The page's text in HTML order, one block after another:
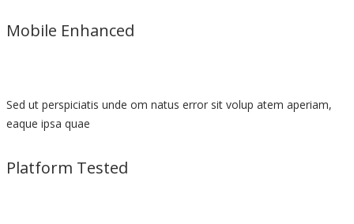
Mobile Enhanced
Sed ut perspiciatis unde om natus error sit volup atem aperiam,
eaque ipsa quae
Platform Tested